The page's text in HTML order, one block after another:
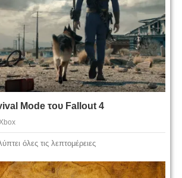
Mode του Fallout 4
Xbox
όλες τις λεπτομέρειες